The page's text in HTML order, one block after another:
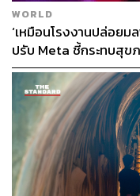
WORLD
‘เหมือนโรงงานปล่อย
ปรับ Meta ชี้กระทบสุข